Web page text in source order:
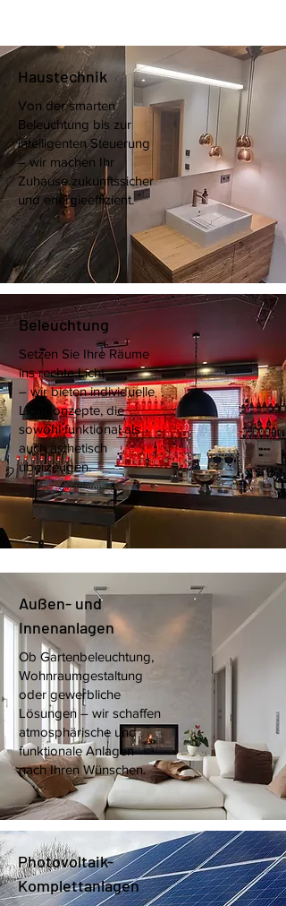
Haustechnik
Von der smarten
Beleuchtung bis zur
intelligenten Steuerung
– wir machen Ihr
Zuhause zukunftssicher
und energieeffizient.
Beleuchtung
Setzen Sie Ihre Räume
ins rechte Licht
– wir bieten individuelle
Lichtkonzepte, die
sowohl funktional als
auch ästhetisch
überzeugen.
Außen- und
Innenanlagen
Ob Gartenbeleuchtung,
Wohnraumgestaltung
oder gewerbliche
Lösungen – wir schaffen
atmosphärische und
funktionale Anlagen
nach Ihren Wünschen.
Photovoltaik-
Komplettanlagen